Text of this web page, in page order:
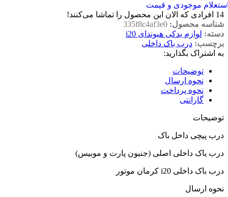
موجودی و قیمت
14 افرادی که الان این محصول را تماشا می‌کنند!
شناسه محصول: 335f8c4af3e0
دسته: لوازم یدکی هیوندای i20
برچسب: درب باک داخلی
به اشتراک بگذارید:
توضیحات
نحوه ارسال
نحوه پرداخت
گارانتی
توضیحات
درب پیچی داخل باک
درب باک داخلی اصلی (جنیون پارت و موبیس)
درب باک داخلی i20 کرمان موتور
نحوه ارسال